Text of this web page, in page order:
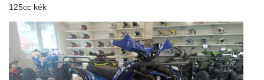
125cc kék